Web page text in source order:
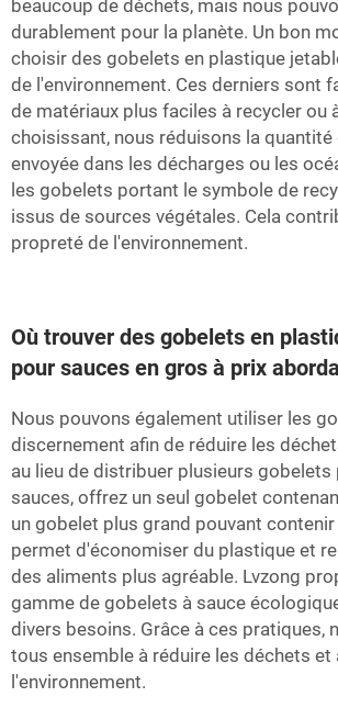
beaucoup de déchets, mais nous
durablement pour la planète. Un bon
choisir des gobelets en plastique
de l'environnement. Ces derniers sont
de matériaux plus faciles à recycler ou
choisissant, nous réduisons la
envoyée dans les décharges ou les
les gobelets portant le symbole de
issus de sources végétales. Cela
propreté de l'environnement.
Où trouver des gobelets en
pour sauces en gros à prix
Nous pouvons également utiliser les
discernement afin de réduire les
au lieu de distribuer plusieurs
sauces, offrez un seul gobelet
un gobelet plus grand pouvant
permet d'économiser du plastique et
des aliments plus agréable. Lvzong
gamme de gobelets à sauce
divers besoins. Grâce à ces pratiques,
tous ensemble à réduire les déchets et
l'environnement.